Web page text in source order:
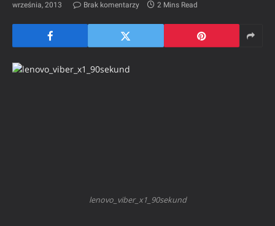
września, 2013
Brak komentarzy 2 Mins Read
lenovo_viber_x1_90sekund